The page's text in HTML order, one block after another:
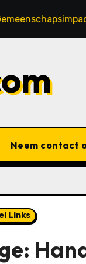
Neem contact
Links